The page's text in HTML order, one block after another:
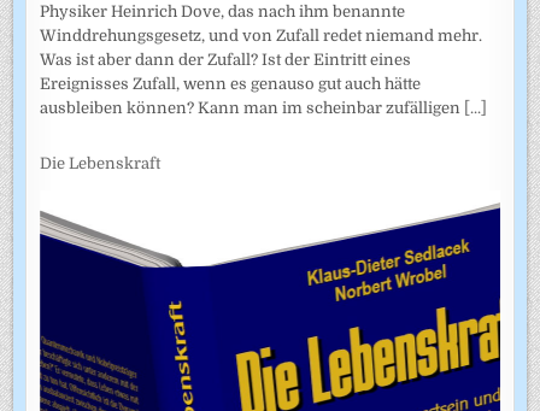
Physiker Heinrich Dove, das nach ihm benannte
Winddrehungsgesetz, und von Zufall redet niemand mehr.
Was ist aber dann der Zufall? Ist der Eintritt eines
Ereignisses Zufall, wenn es genauso gut auch hätte
ausbleiben können? Kann man im scheinbar zufälligen [...]
Die Lebenskraft